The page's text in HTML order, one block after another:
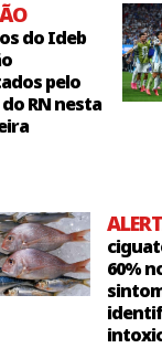
do Ideb
pelo
RN nesta
60%